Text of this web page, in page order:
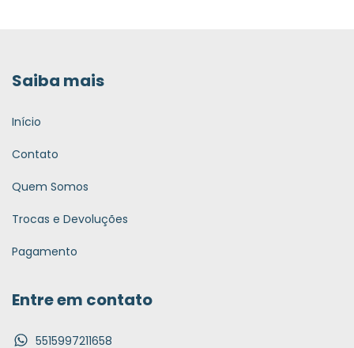
Saiba mais
Início
Contato
Quem Somos
Trocas e Devoluções
Pagamento
Entre em contato
5515997211658